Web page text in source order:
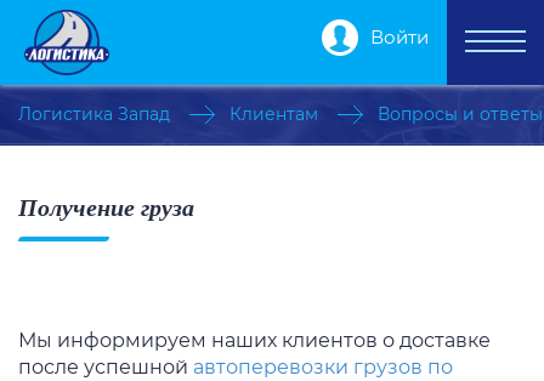
Войти
Логистика Запад Клиентам Вопросы и ответы
Получение груза
Мы информируем наших клиентов о доставке
после успешной автоперевозки грузов по